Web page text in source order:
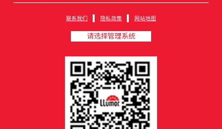
联系我们 隐私政策 网站地图
请选择管理系统